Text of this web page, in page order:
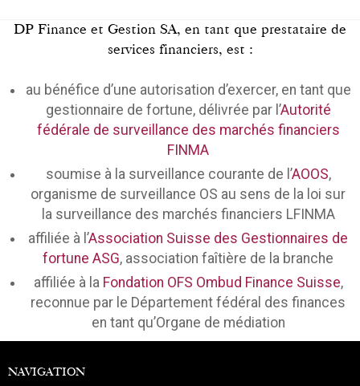
DP Finance et Gestion SA, en tant que prestataire de
services financiers, est :
au bénéfice d’une autorisation d’exercer, en tant que
gestionnaire de fortune, délivrée par l’Autorité
fédérale de surveillance des marchés financiers
FINMA
soumise à la surveillance courante de l’AOOS,
organisme de surveillance OS au sens de la loi sur
la surveillance des marchés financiers LFINMA
affiliée à l’Association Suisse des Gestionnaires de
fortune ASG, association faîtière de la branche
affiliée à la Fondation OFS Ombud Finance Suisse,
reconnue par le Département fédéral des finances
en tant qu’Organe de médiation
NAVIGATION